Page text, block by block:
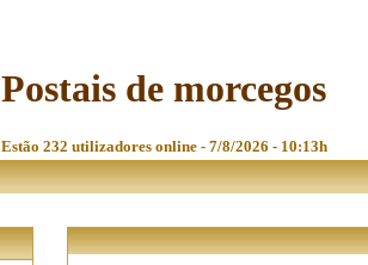
Postais de morcegos
Estão 232 utilizadores online - 7/8/2026 - 10:13h